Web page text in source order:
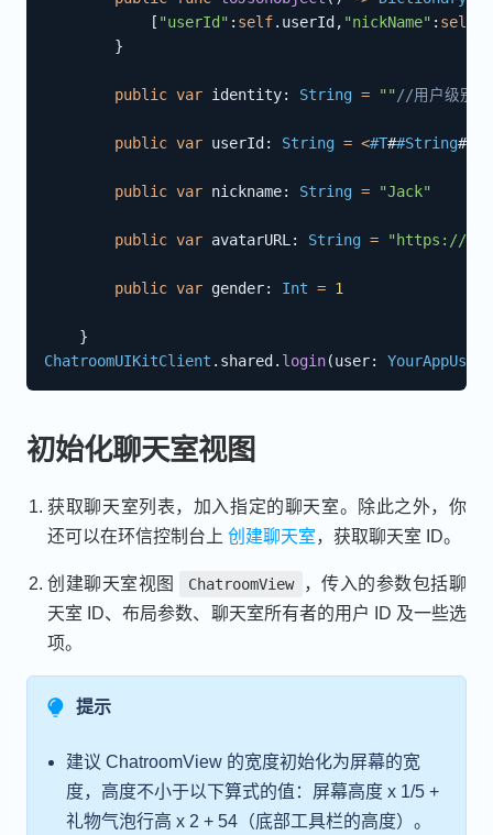
[ "userId" : self. userId , "nickName" : self
}
public var identity: String = ""//用户级别图
public var userId : String = <#T##String#
public var nickname: String = "Jack"
public var avatarURL: String = "https://
public var gender: Int = 1
}
ChatroomUIKitClient . shared . login(user: YourAppUser
初始化聊天室视图
获取聊天室列表，加入指定的聊天室。除此之外，你
还可以在环信控制台上创建聊天室，获取聊天室 ID。
创建聊天室视图 ChatroomView
，传入的参数包括聊
天室 ID、布局参数、聊天室所有者的用户 ID 及一些选
项。
提示
建议 ChatroomView 的宽度初始化为屏幕的宽
度，高度不小于以下算式的值：屏幕高度 x 1/5 +
礼物气泡行高 x 2 + 54（底部工具栏的高度）。